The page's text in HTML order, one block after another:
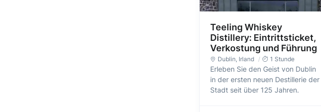
Teeling Whiskey
Distillery: Eintrittsticket,
Verkostung und Führung
Dublin , Irland 1 Stunde
Erleben Sie den Geist von Dublin
in der ersten neuen Destillerie der
Stadt seit über 125 Jahren.